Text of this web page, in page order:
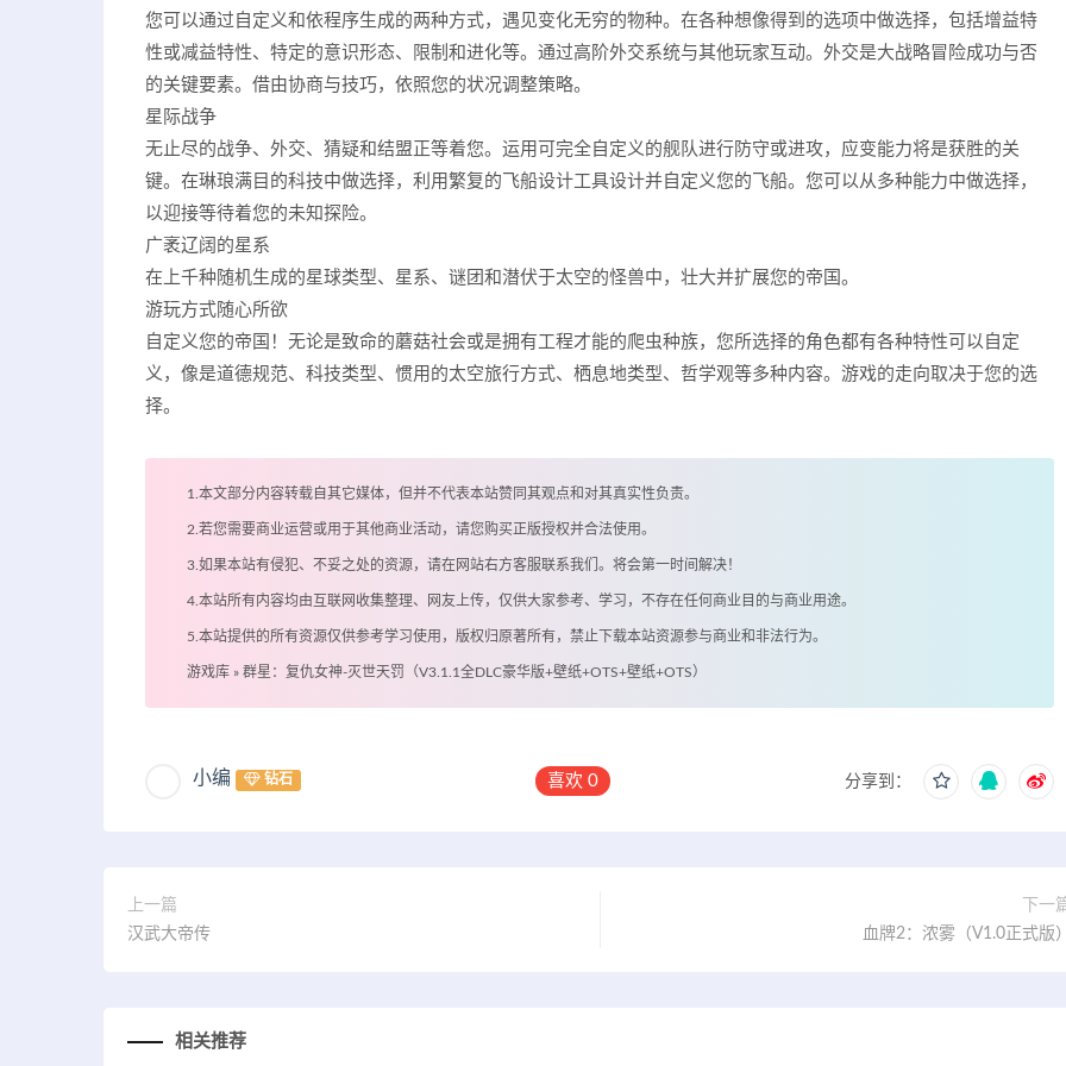
您可以通过自定义和依程序生成的两种方式，遇见变化无穷的物种。在各种想像得到的选项中做选择，包括增益特
性或减益特性、特定的意识形态、限制和进化等。通过高阶外交系统与其他玩家互动。外交是大战略冒险成功与否
的关键要素。借由协商与技巧，依照您的状况调整策略。
星际战争
无止尽的战争、外交、猜疑和结盟正等着您。运用可完全自定义的舰队进行防守或进攻，应变能力将是获胜的关
键。在琳琅满目的科技中做选择，利用繁复的飞船设计工具设计并自定义您的飞船。您可以从多种能力中做选择，
以迎接等待着您的未知探险。
广袤辽阔的星系
在上千种随机生成的星球类型、星系、谜团和潜伏于太空的怪兽中，壮大并扩展您的帝国。
游玩方式随心所欲
自定义您的帝国！无论是致命的蘑菇社会或是拥有工程才能的爬虫种族，您所选择的角色都有各种特性可以自定
义，像是道德规范、科技类型、惯用的太空旅行方式、栖息地类型、哲学观等多种内容。游戏的走向取决于您的选
择。
1.本文部分内容转载自其它媒体，但并不代表本站赞同其观点和对其真实性负责。
2.若您需要商业运营或用于其他商业活动，请您购买正版授权并合法使用。
3.如果本站有侵犯、不妥之处的资源，请在网站右方客服联系我们。将会第一时间解决！
4.本站所有内容均由互联网收集整理、网友上传，仅供大家参考、学习，不存在任何商业目的与商业用途。
5.本站提供的所有资源仅供参考学习使用，版权归原著所有，禁止下载本站资源参与商业和非法行为。
游戏库 » 群星：复仇女神-灭世天罚（V3.1.1全DLC豪华版+壁纸+OTS+壁纸+OTS）
小编 钻石 喜欢0 分享到：
上一篇
汉武大帝传
下一
血牌2：浓雾（V1.0正式版
相关推荐